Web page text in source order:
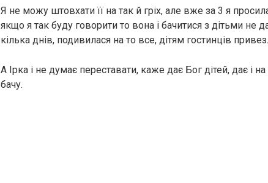
Я не можу штовхати її на так й гріх, але вже за 3 я
якщо я так буду говорити то вона і бачитися з дітьми не
кілька днів, подивилася на то все, дітям гостинців
А Ірка і не думає переставати, каже дає Бог дітей, дає і на
бачу.